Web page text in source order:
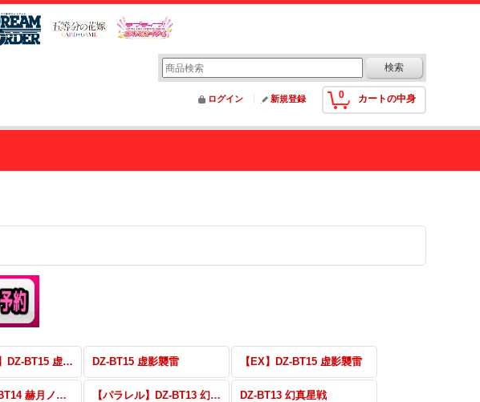
0 カートの中身
ログイン 新規登録
【パラレル】DZ-BT15 虚影襲雷 DZ-BT15 虚影襲雷 【EX】DZ-BT15 虚影襲雷
【EX】DZ-BT14 赫月ノ使者 【パラレル】DZ-BT13 幻真星戦 DZ-BT13 幻真星戦